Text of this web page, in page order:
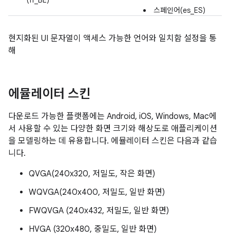
스페인어(es_ES)
현지화된 UI 문자열이 액세스 가능한 언어와 일치함 설정을 통
해
에뮬레이터 스킨
다운로드 가능한 플랫폼에는 Android, iOS, Windows, Mac에
서 사용할 수 있는 다양한 화면 크기와 해상도로 애플리케이션
을 모델링하는 데 유용합니다. 에뮬레이터 스킨은 다음과 같습
니다.
QVGA(240x320, 저밀도, 작은 화면)
WQVGA(240x400, 저밀도, 일반 화면)
FWQVGA (240x432, 저밀도, 일반 화면)
HVGA (320x480, 중밀도, 일반 화면)